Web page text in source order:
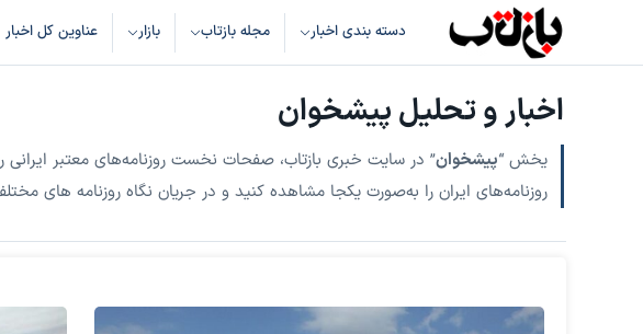
دسته بندی اخبار مجله بازتاب بازار عناوین کل اخبار
اخبار و تحلیل پیشخوان
یخش “پیشخوان” در سایت خبری بازتاب، صفحات نخست روزنامه‌های معتبر
روزنامه‌های ایران را به‌صورت یکجا مشاهده کنید و در جریان نگاه روزنامه های